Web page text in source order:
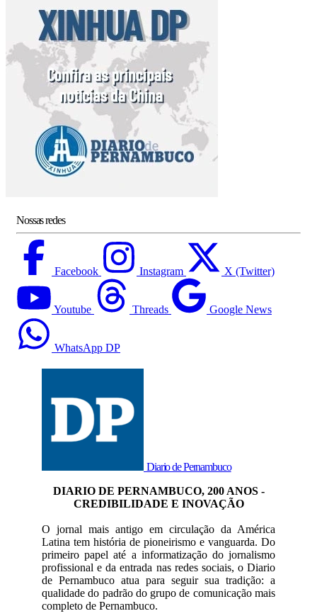
Nossas redes
Facebook Instagram X (Twitter)
Youtube Threads Google News
WhatsApp DP
Diario de Pernambuco
DIARIO DE PERNAMBUCO, 200 ANOS -
CREDIBILIDADE E INOVAÇÃO
O jornal mais antigo em circulação da América
Latina tem história de pioneirismo e vanguarda. Do
primeiro papel até a informatização do jornalismo
profissional e da entrada nas redes sociais, o Diario
de Pernambuco atua para seguir sua tradição: a
qualidade do padrão do grupo de comunicação mais
completo de Pernambuco.